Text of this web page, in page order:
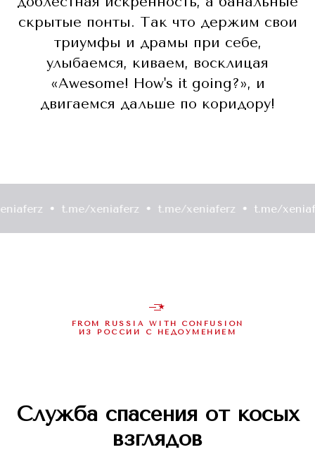
скрытые понты. Так что держим свои
триумфы и драмы при себе,
улыбаемся, киваем, восклицая
«Awesome! How's it going?», и
двигаемся дальше по коридору!
t.me/xeniaferz t.me/xeniaferz t.me/xeniaferz
—͟͟͞͞★
FROM RUSSIA WITH CONFUSION
ИЗ РОССИИ С НЕДОУМЕНИЕМ
Служба спасения от косых
взглядов